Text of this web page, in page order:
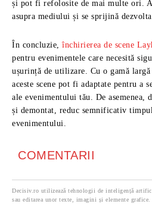
și pot fi refolosite de mai multe ori.
asupra mediului și se sprijină
În concluzie, închirierea de scene
pentru evenimentele care necesită
ușurință de utilizare. Cu o gamă
aceste scene pot fi adaptate pentru a
ale evenimentului tău. De asemenea,
și demontat, reduc semnificativ
evenimentului.
COMENTARII
Decisiv.ro utilizează tehnologii de inteligență
sau editarea unor texte, imagini și elemente